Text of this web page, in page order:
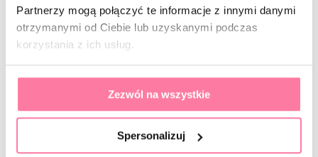
Partnerzy mogą połączyć te informacje z innymi danymi
otrzymanymi od Ciebie lub uzyskanymi podczas
korzystania z ich usług.
Zezwól na wszystkie
Spersonalizuj